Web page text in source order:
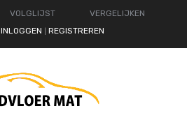
VOLGLIJST
VERGELIJKEN
INLOGGEN REGISTREREN